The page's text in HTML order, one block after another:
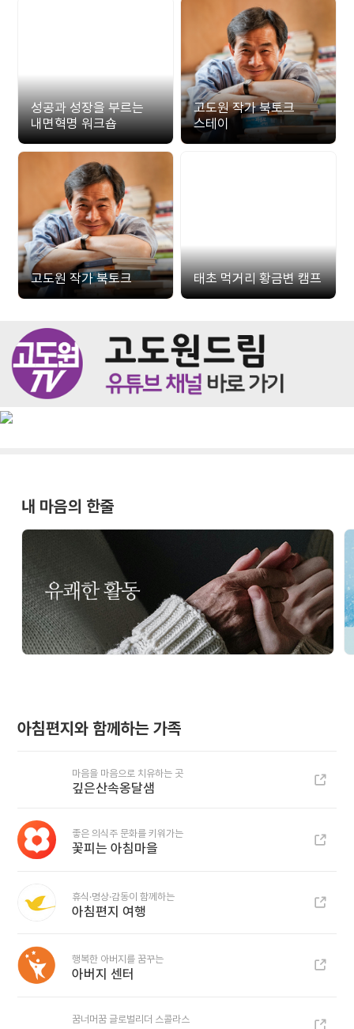
성공과 성장을 부르는
내면혁명 워크숍
고도원 작가 북토크
스테이
고도원 작가 북토크 태초 먹거리 황금변 캠프
내 마음의 한줄
아침편지와 함께하는 가족
마음을 마음으로 치유하는 곳
깊은산속옹달샘
좋은 의식주 문화를 키워가는
꽃피는 아침마을
휴식·명상·감동이 함께하는
아침편지 여행
행복한 아버지를 꿈꾸는
아버지 센터
꿈너머꿈 글로벌리더 스콜라스